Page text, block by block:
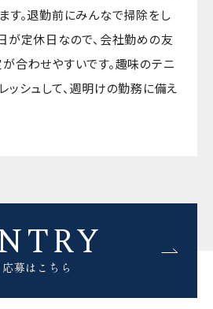
す。退勤前にみんなで掃除をし
が定休日なので、会社勤めの友
合わせやすいです。趣味のテニ
ッシュして、週明けの勤務に備え
応募はこちら